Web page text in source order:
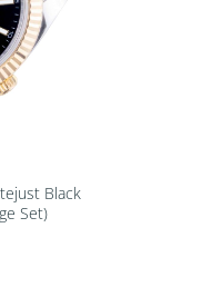
Black
Set)